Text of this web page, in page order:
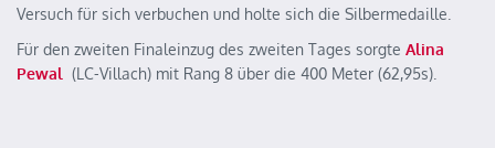
Versuch für sich verbuchen und holte sich die Silbermedaille.
Für den zweiten Finaleinzug des zweiten Tages sorgte Alina
Pewal (LC-Villach) mit Rang 8 über die 400 Meter (62,95s).